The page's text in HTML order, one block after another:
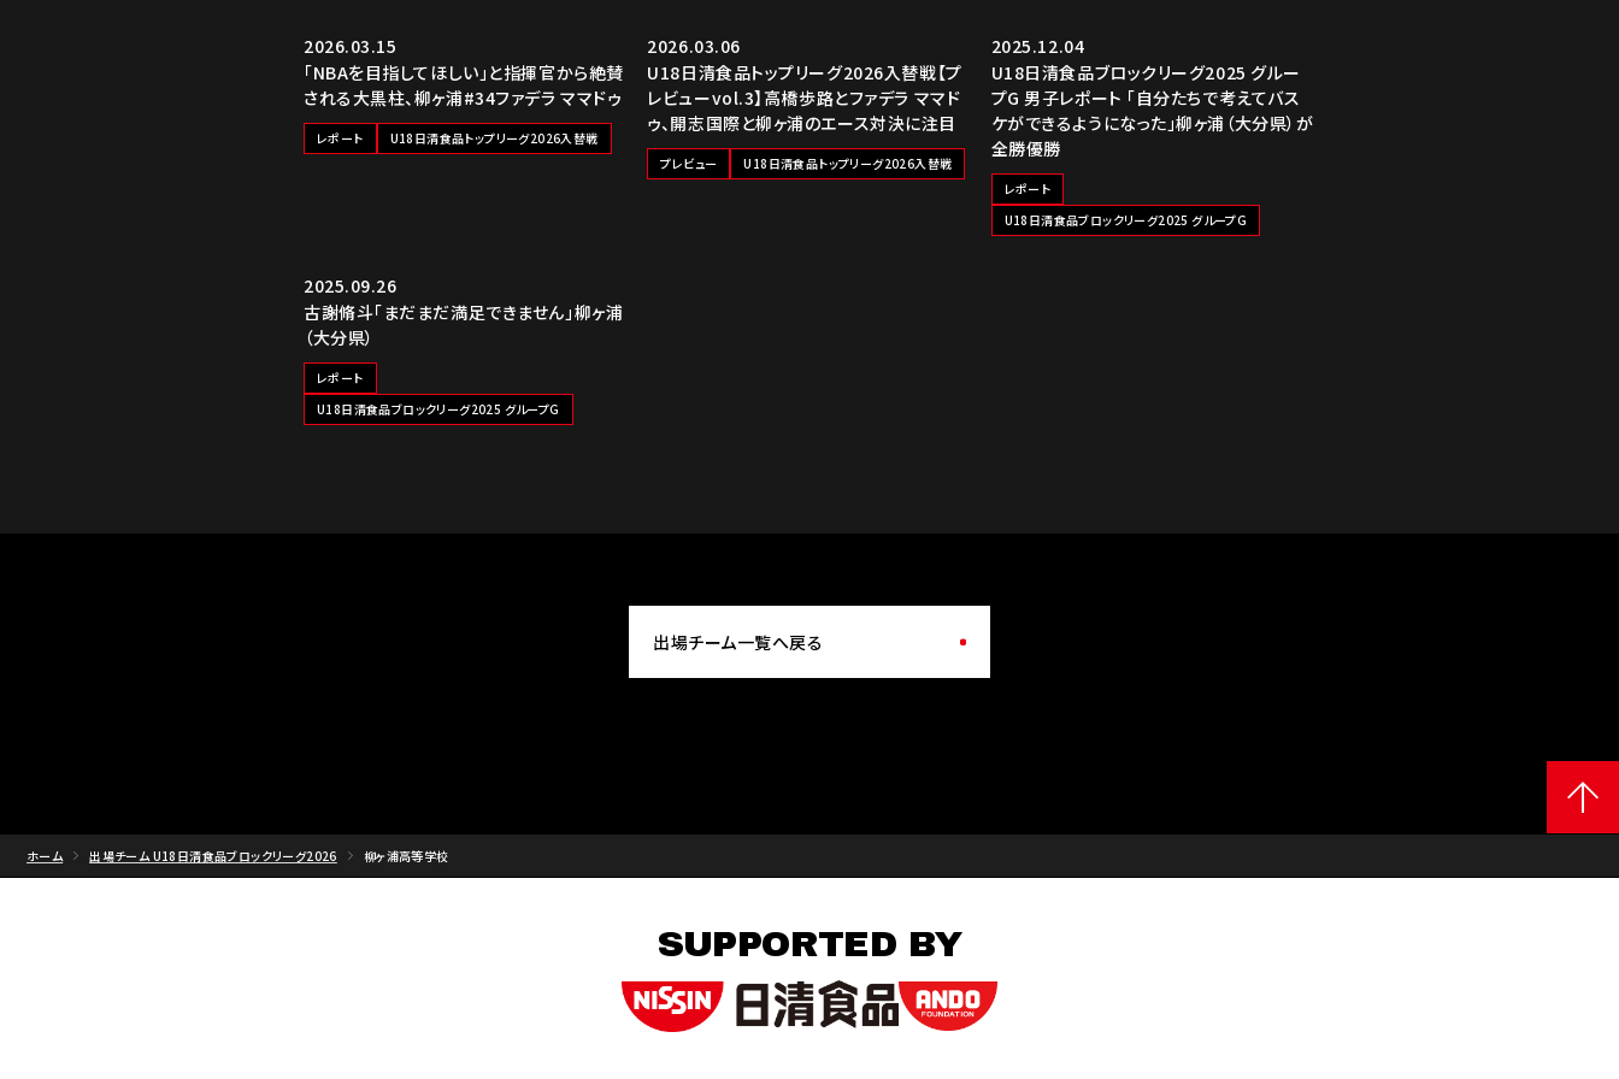
2026.03.15
「NBAを目指してほしい」と指揮官から絶賛
される大黒柱、柳ヶ浦#34ファデラ ママドゥ
レポート U18日清食品トップリーグ2026入替戦
2026.03.06
U18日清食品トップリーグ2026入替戦【プ
レビューvol.3】高橋歩路とファデラ ママド
ゥ、開志国際と柳ヶ浦のエース対決に注目
プレビュー U18日清食品トップリーグ2026入替戦
2025.12.04
U18日清食品ブロックリーグ2025 グルー
プG 男子レポート 「自分たちで考えてバス
ケができるようになった」柳ヶ浦（大分県）が
全勝優勝
レポート
U18日清食品ブロックリーグ2025 グループG
2025.09.26
古謝脩斗「まだまだ満足できません」柳ヶ浦
（大分県）
レポート
U18日清食品ブロックリーグ2025 グループG
出場チーム一覧へ戻る
ホーム 出場チーム U18日清食品ブロックリーグ2026 柳ヶ浦高等学校
SUPPORTED BY